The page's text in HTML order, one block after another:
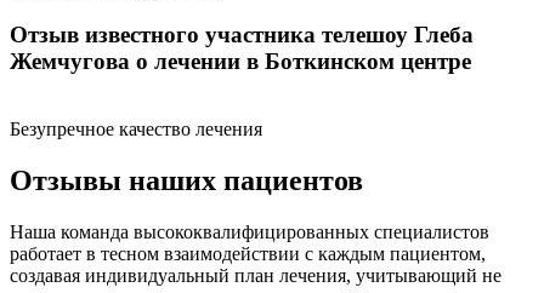
Отзыв известного участника телешоу Глеба
Жемчугова о лечении в Боткинском центре
Безупречное качество лечения
Отзывы наших пациентов
Наша команда высококвалифицированных специалистов
работает в тесном взаимодействии с каждым пациентом,
создавая индивидуальный план лечения, учитывающий не